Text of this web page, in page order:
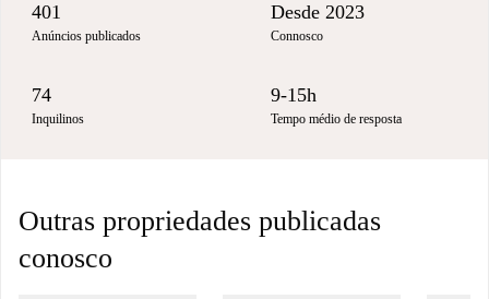
401
Anúncios publicados
Desde 2023
Connosco
74
Inquilinos
9-15h
Tempo médio de resposta
Outras propriedades publicadas
conosco